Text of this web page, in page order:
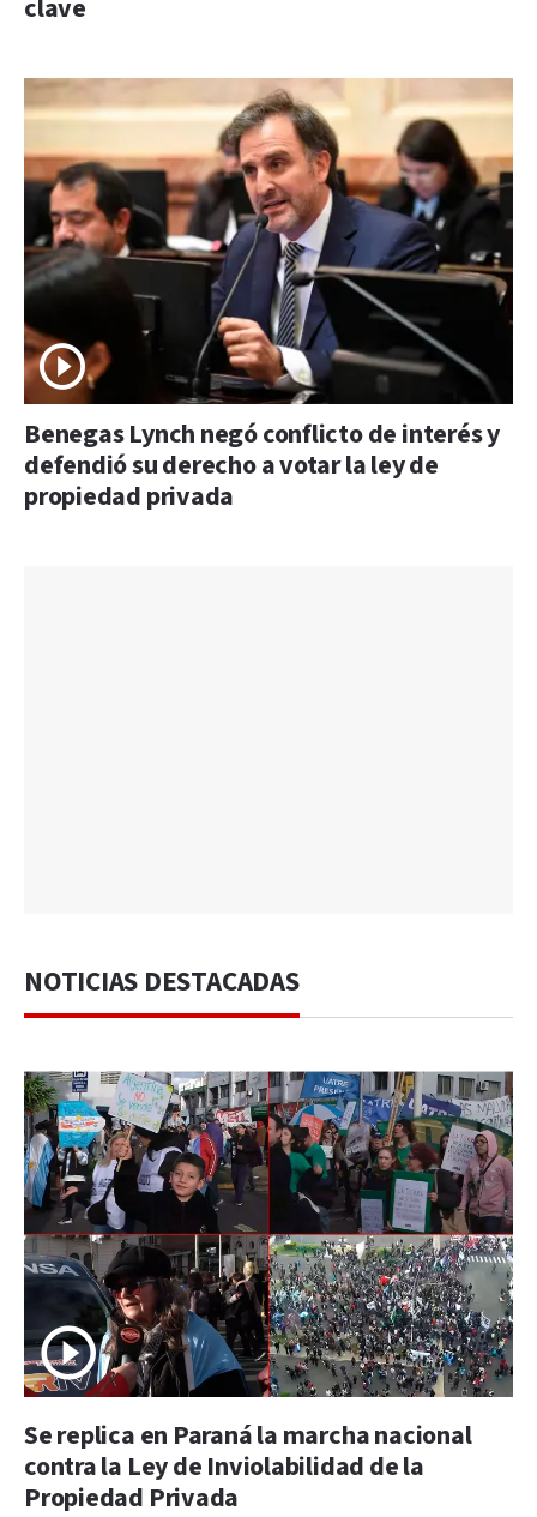
clave
Benegas Lynch negó conflicto de interés y
defendió su derecho a votar la ley de
propiedad privada
NOTICIAS DESTACADAS
Se replica en Paraná la marcha nacional
contra la Ley de Inviolabilidad de la
Propiedad Privada